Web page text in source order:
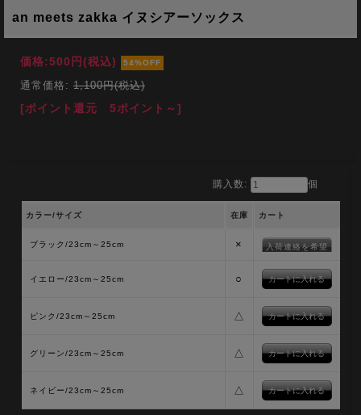
an meets zakka イヌシアーソックス
価格:500円(税込) 54%OFF
通常価格: 1,100円(税込)
[ポイント還元 5ポイント～]
購入数: 個
カラー/サイズ 在庫 カート
ブラック/23cm～25cm × 入荷連絡を希望
イエロー/23cm～25cm ○
ピンク/23cm～25cm △
グリーン/23cm～25cm △
ネイビー/23cm～25cm △